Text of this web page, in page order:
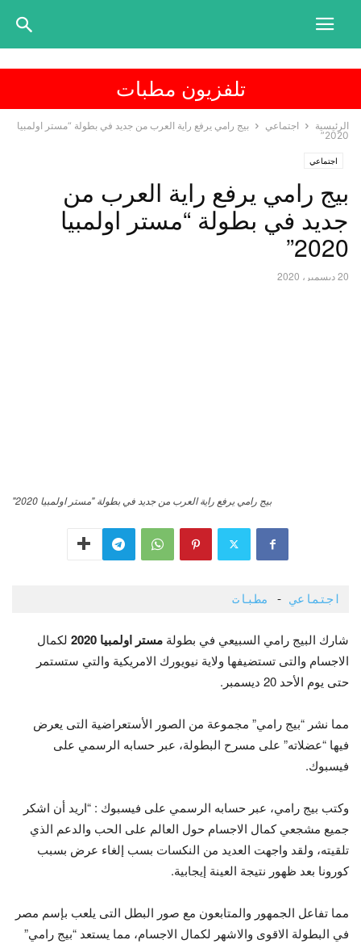
تلفزيون مطبات
الرئيسية اجتماعي
بيج رامي يرفع راية العرب من جديد في بطولة “مستر اولمبيا
2020”
اجتماعي
بيج رامي يرفع راية العرب من
جديد في بطولة “مستر اولمبيا
2020”
20 ديسمبر، 2020
بيج رامي يرفع راية العرب من جديد في بطولة "مستر اولمبيا 2020"
اجتماعي - مطبات
شارك البيج رامي السبيعي في بطولة مستر اولمبيا 2020
لكمال
الاجسام والتى تستضيفها ولاية نيويورك الامريكية والتي ستستمر
حتى يوم الأحد 20 ديسمبر.
مما نشر “بيج رامي” مجموعة من الصور الأستعراضية التى يعرض
فيها “عضلاته” على مسرح البطولة، عبر حسابه الرسمي على
فيسبوك.
وكتب بيج رامي، عبر حسابه الرسمي على فيسبوك : “اريد أن اشكر
جميع مشجعي كمال الاجسام حول العالم على الحب والدعم الذي
تلقيته، ولقد واجهت العديد من النكسات بسب إلغاء عرض بسبب
كورونا بعد ظهور نتيجة العينة إيجابية.
مما تفاعل الجمهور والمتابعون مع صور البطل التى يلعب بإسم مصر
في البطولة الاقوى والاشهر لكمال الاجسام، مما يستعد “بيج رامي”